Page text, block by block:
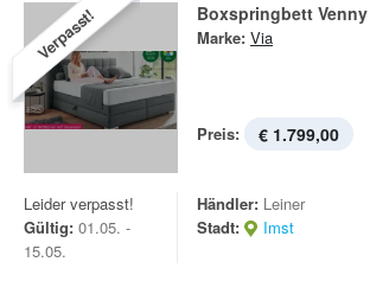
Verpasst! Boxspringbett Venny
Marke: Via
Preis: € 1.799,00
Leider verpasst!
Gültig: 01.05. -
15.05.
Händler: Leiner
Stadt:
Imst